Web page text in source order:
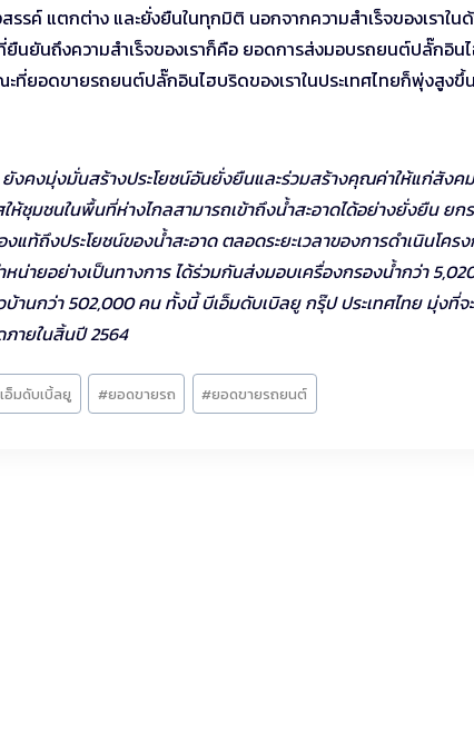
ค์ แตกต่าง และยั่งยืนในทุกมิติ นอกจากความสำเร็จของเราใน
นยันถึงความสำเร็จของเราก็คือ ยอดการส่งมอบรถยนต์ปลั๊กอิน
ที่ยอดขายรถยนต์ปลั๊กอินไฮบริดของเราในประเทศไทยก็พุ่งสูงขึ้
งคงมุ่งมั่นสร้างประโยชน์อันยั่งยืนและร่วมสร้างคุณค่าให้แก่สังค
ห้ชุมชนในพื้นที่ห่างไกลสามารถเข้าถึงน้ำสะอาดได้อย่างยั่งยืน ยก
ถึงประโยชน์ของน้ำสะอาด ตลอดระยะเวลาของการดำเนินโครง
น่ายอย่างเป็นทางการ ได้ร่วมกันส่งมอบเครื่องกรองน้ำกว่า
านกว่า 502,000 คน ทั้งนี้ บีเอ็มดับเบิลยู กรุ๊ป ประเทศไทย มุ่งที่จ
ภายในสิ้นปี 2564
อ็มดับเบิ้ลยู #ยอดขายรถ #ยอดขายรถยนต์